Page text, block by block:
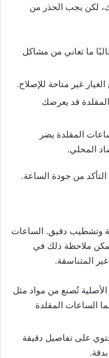
لكن يجب الحذر من
ما تعاني من مشاكل
غير متاحة للإصلاح.
قد يعرضك
المقلدة يضر
المحلي.
من جودة الساعة.
وتشطيب دقيق. الساعات
يمكن ملاحظة ذلك في
المتناسقة.
تُصنع من مواد مثل
الساعات المقلدة
على تفاصيل دقيقة